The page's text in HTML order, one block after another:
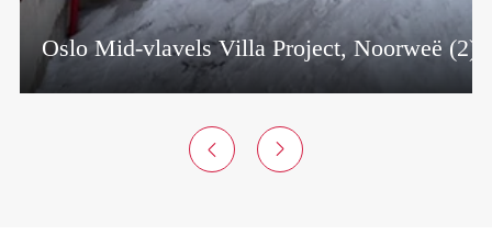
Project, Noorweë (2)
Transito Eienskappe
RepubliekName
 